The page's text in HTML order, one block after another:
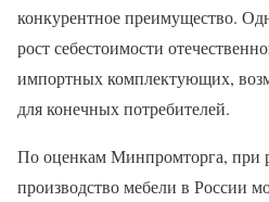
конкурентное преимущество.
рост себестоимости
импортных комплектующих,
для конечных потребителей.
По оценкам Минпромторга, при
производство мебели в России